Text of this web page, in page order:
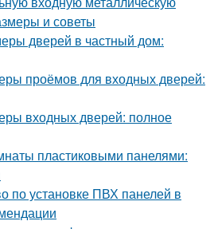
и советы
дверей в частный дом:
проёмов для входных дверей:
входных дверей: полное
пластиковыми панелями:
по установке ПВХ панелей в